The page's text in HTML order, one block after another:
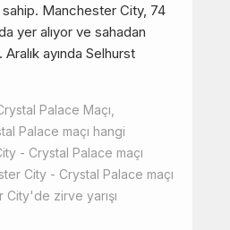
sahip. Manchester City, 74
yer alıyor ve sahadan
ayında Selhurst
Palace Maçı
Palace maçı hangi
- Crystal Palace maçı
City - Crystal Palace maçı
City'de zirve yarışı